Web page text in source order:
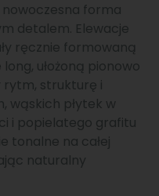
forma
detalem. Elewacje
ręcznie formowaną
ułożoną pionowo
rytm, strukturę i
wąskich płytek w
i popielatego grafitu
tonalne na całej
naturalny